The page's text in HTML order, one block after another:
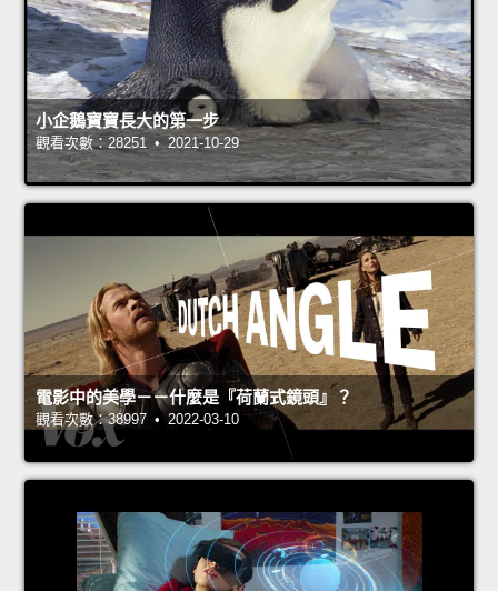
小企鵝寶寶長大的第一步
觀看次數：28251 • 2021-10-29
電影中的美學－－什麼是『荷蘭式鏡頭』？
觀看次數：38997 • 2022-03-10